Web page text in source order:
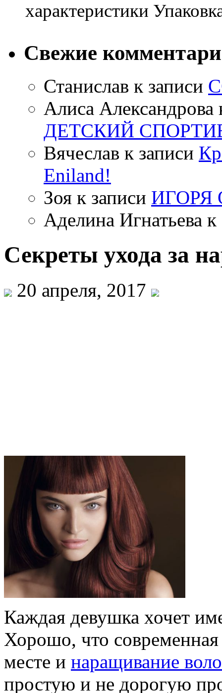
характеристики
Свежие
Станислав к записи
Алиса Александрова
ДЕТСКИЙ
Вячеслав к записи
Eniland!
Зоя к записи ИГОРЯ
Аделина Игнатьева к
Секреты ухода за
20 апреля, 2017
Каждая девушка хочет
Хорошо, что современная
месте и наращивание
простую и не дорогую